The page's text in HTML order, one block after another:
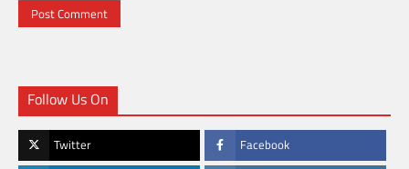
Follow Us On
Twitter Facebook